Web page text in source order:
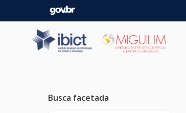
Busca facetada